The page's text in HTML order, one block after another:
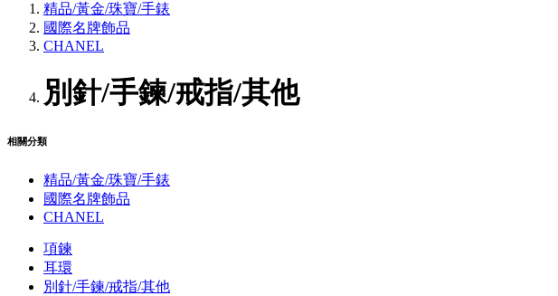
精品/黃金/珠寶/手錶
國際名牌飾品
CHANEL
別針/手鍊/戒指/其他
相關分類
精品/黃金/珠寶/手錶
國際名牌飾品
CHANEL
項鍊
耳環
別針/手鍊/戒指/其他